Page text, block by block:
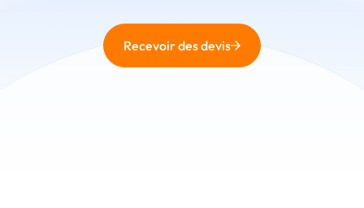
Recevoir des devis